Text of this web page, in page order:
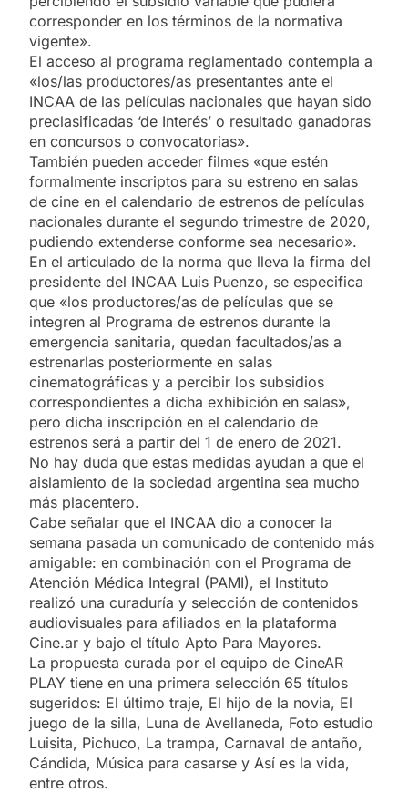
corresponder en los términos de la normativa
vigente».
El acceso al programa reglamentado contempla a
«los/las productores/as presentantes ante el
INCAA de las películas nacionales que hayan sido
preclasificadas ‘de Interés’ o resultado ganadoras
en concursos o convocatorias».
También pueden acceder filmes «que estén
formalmente inscriptos para su estreno en salas
de cine en el calendario de estrenos de películas
nacionales durante el segundo trimestre de 2020,
pudiendo extenderse conforme sea necesario».
En el articulado de la norma que lleva la firma del
presidente del INCAA Luis Puenzo, se especifica
que «los productores/as de películas que se
integren al Programa de estrenos durante la
emergencia sanitaria, quedan facultados/as a
estrenarlas posteriormente en salas
cinematográficas y a percibir los subsidios
correspondientes a dicha exhibición en salas»,
pero dicha inscripción en el calendario de
estrenos será a partir del 1 de enero de 2021.
No hay duda que estas medidas ayudan a que el
aislamiento de la sociedad argentina sea mucho
más placentero.
Cabe señalar que el INCAA dio a conocer la
semana pasada un comunicado de contenido más
amigable: en combinación con el Programa de
Atención Médica Integral (PAMI), el Instituto
realizó una curaduría y selección de contenidos
audiovisuales para afiliados en la plataforma
Cine.ar y bajo el título Apto Para Mayores.
La propuesta curada por el equipo de CineAR
PLAY tiene en una primera selección 65 títulos
sugeridos: El último traje, El hijo de la novia, El
juego de la silla, Luna de Avellaneda, Foto estudio
Luisita, Pichuco, La trampa, Carnaval de antaño,
Cándida, Música para casarse y Así es la vida,
entre otros.